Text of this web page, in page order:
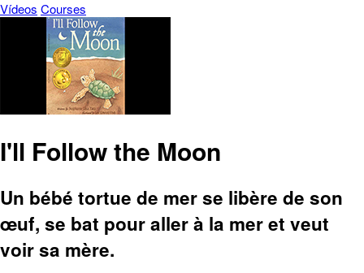
Vídeos Courses
I'll Follow the Moon
Un bébé tortue de mer se libère de son
œuf, se bat pour aller à la mer et veut
voir sa mère.